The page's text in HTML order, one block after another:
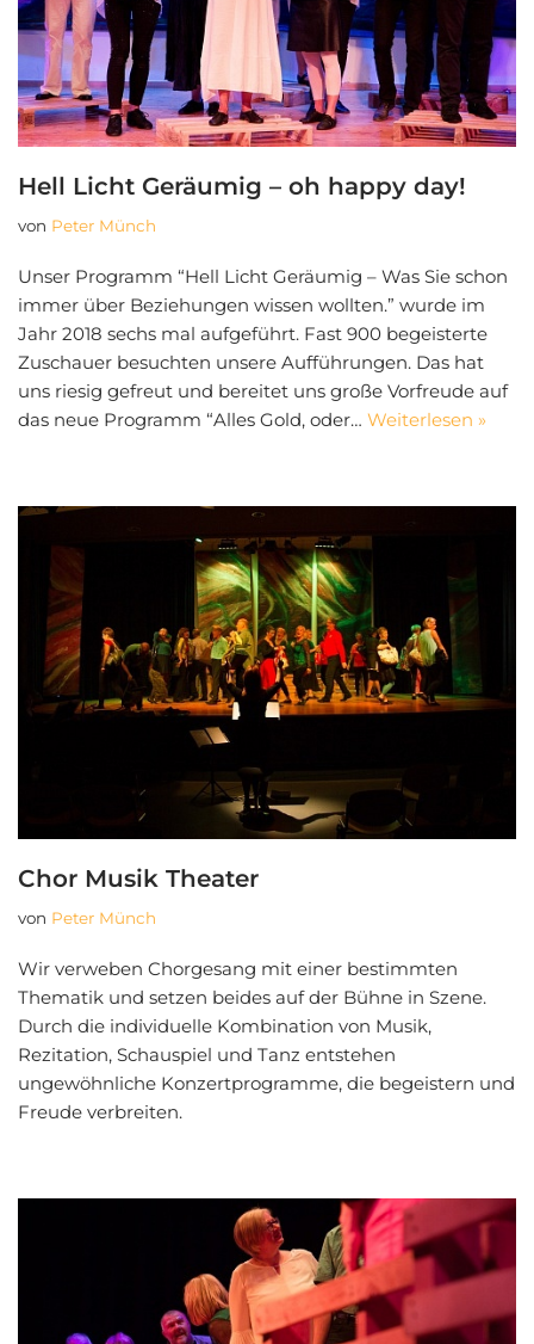
Hell Licht Geräumig – oh happy day!
von Peter Münch
Unser Programm “Hell Licht Geräumig – Was Sie schon
immer über Beziehungen wissen wollten.” wurde im
Jahr 2018 sechs mal aufgeführt. Fast 900 begeisterte
Zuschauer besuchten unsere Aufführungen. Das hat
uns riesig gefreut und bereitet uns große Vorfreude auf
das neue Programm “Alles Gold, oder… Weiterlesen »
Chor Musik Theater
von Peter Münch
Wir verweben Chorgesang mit einer bestimmten
Thematik und setzen beides auf der Bühne in Szene.
Durch die individuelle Kombination von Musik,
Rezitation, Schauspiel und Tanz entstehen
ungewöhnliche Konzertprogramme, die begeistern und
Freude verbreiten.